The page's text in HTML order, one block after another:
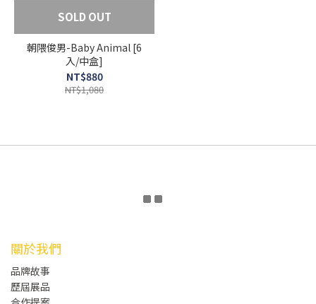
SOLD OUT
朝隈俊男-Baby Animal [6
入/中盒]
NT$880
NT$1,080
關於我們
品牌故事
歷屆展品